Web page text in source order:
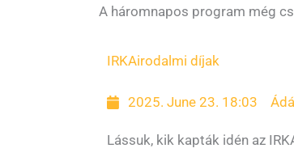
A háromnapos program még
IRKAirodalmi díjak
2025. June 23. 18:03
Lássuk, kik kapták idén az